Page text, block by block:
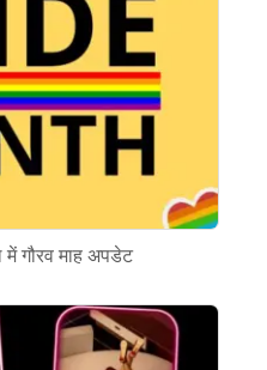
में गौरव माह अपडेट